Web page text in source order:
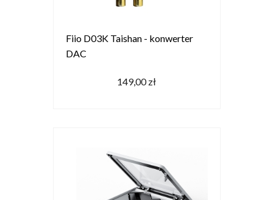
Fiio D03K Taishan - konwerter
DAC
149,00 zł